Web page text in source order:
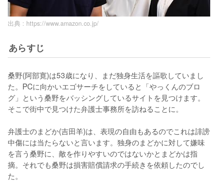
出典 : https://www.amazon.co.jp/
あらすじ
桑野(阿部寛)は53歳になり、まだ独身生活を謳歌していまし
た。PCに向かいエゴサーチをしていると「やっくんのブロ
グ」という桑野をバッシングしているサイトを見つけます。
そこで街中で見つけた弁護士事務所を訪ねることに。
弁護士のまどか(吉田羊)は、表現の自由もあるのでこれは誹謗
中傷には当たらないと言います。独身のまどかに対して嫌味
を言う桑野に、敵を作りやすいのではないかとまどかは指
摘。それでも桑野は損害賠償請求の手続きを依頼したのでし
た。